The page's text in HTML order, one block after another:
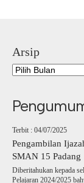
Arsip
Terbit : 04/07/2025
Pengambilan
SMAN 15 Padang
Diberitahukan kepada
Pelajaran 2024/2025